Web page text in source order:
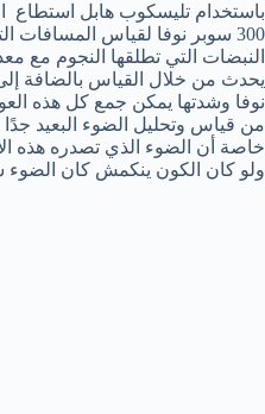
300 سوبر نوفا لقياس المسافات
النبضات التي تطلقها النجوم مع
يحدث من خلال القياس بالضافة
نوفا وشدتها يمكن جمع كل هذه
من قياس وتحليل الضوء البعيد
خاصة أن الضوء الذي تصدره هذه
ولو كان الكون ينكمش كان الضوء